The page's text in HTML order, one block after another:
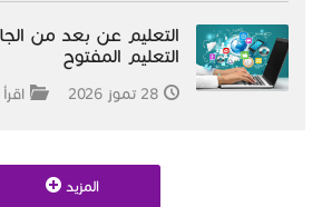
التعليم عن بعد من
التعليم المفتوح
28 تموز 2026
المزيد